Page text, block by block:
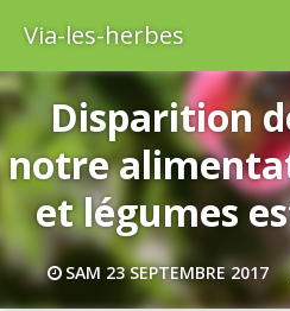
Via-les-herbes
Disparition
notre
et légumes
SAM 23 SEPTEMBRE 2017